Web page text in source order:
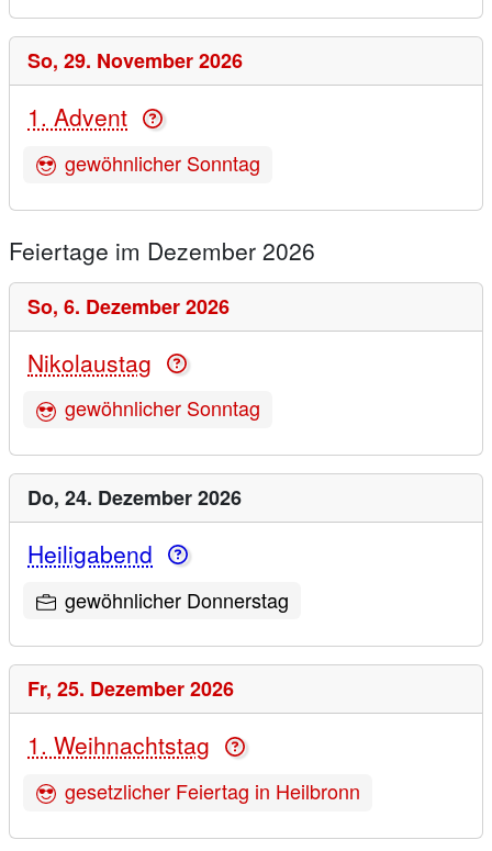
So, 29. November 2026
1. Advent
gewöhnlicher Sonntag
Feiertage im Dezember 2026
So, 6. Dezember 2026
Nikolaustag
gewöhnlicher Sonntag
Do, 24. Dezember 2026
Heiligabend
gewöhnlicher Donnerstag
Fr, 25. Dezember 2026
1. Weihnachtstag
gesetzlicher Feiertag in Heilbronn